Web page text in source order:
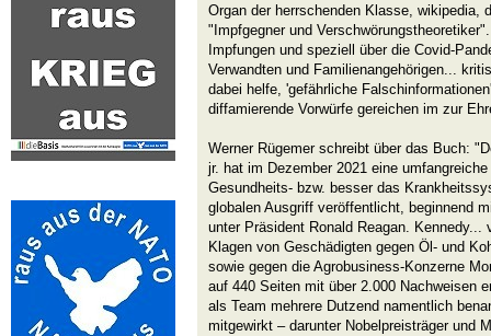
Organ der herrschenden Klasse, wikipedia,
"Impfgegner und
Impfungen und speziell über die Covid-
Verwandten und Familienangehörigen...
dabei helfe, 'gefährliche
diffamierende Vorwürfe gereichen im zur
Werner Rügemer schreibt über das Buch:
jr. hat im Dezember 2021 eine
Gesundheits- bzw. besser das
globalen Ausgriff veröffentlicht, beginnend
unter Präsident Ronald Reagan. Kennedy...
Klagen von Geschädigten gegen Öl- und
sowie gegen die Agrobusiness-Konzerne
auf 440 Seiten mit über 2.000 Nachweisen
als Team mehrere Dutzend namentlich
mitgewirkt – darunter Nobelpreisträger und